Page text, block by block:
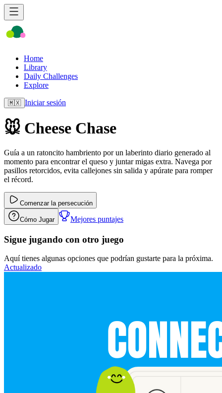
Home
Library
Daily Challenges
Explore
🇲🇽 Iniciar sesión
🐭 Cheese Chase
Guía a un ratoncito hambriento por un laberinto diario generado al
momento para encontrar el queso y juntar migas extra. Navega por
pasillos retorcidos, evita callejones sin salida y apúrate para romper
el récord.
Comenzar la persecución
Cómo Jugar Mejores puntajes
Sigue jugando con otro juego
Aquí tienes algunas opciones que podrían gustarte para la próxima.
Actualizado